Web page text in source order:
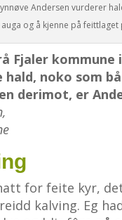
Andersen vurderer
og å kjenne på feittlaget
Fjaler
noko som
derimot, er
for feite kyr,
kalving. Eg